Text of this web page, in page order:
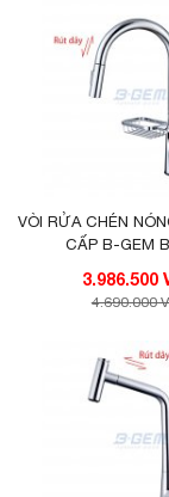
VÒI RỬA CHÉN
CẤP B-GEM
4.690.000